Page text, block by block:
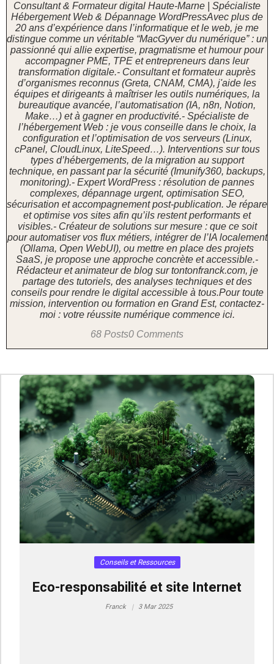
Consultant & Formateur digital Haute-Marne | Spécialiste
Hébergement Web & Dépannage WordPressAvec plus de
20 ans d’expérience dans l’informatique et le web, je me
distingue comme un véritable “MacGyver du numérique” : un
passionné qui allie expertise, pragmatisme et humour pour
accompagner PME, TPE et entrepreneurs dans leur
transformation digitale.- Consultant et formateur auprès
d’organismes reconnus (Greta, CNAM, CMA), j'aide les
équipes et dirigeants à maîtriser les outils numériques, la
bureautique avancée, l’automatisation (IA, n8n, Notion,
Make…) et à gagner en productivité.- Spécialiste de
l’hébergement Web : je vous conseille dans le choix, la
configuration et l’optimisation de vos serveurs (Linux,
cPanel, CloudLinux, LiteSpeed…). Interventions sur tous
types d’hébergements, de la migration au support
technique, en passant par la sécurité (Imunify360, backups,
monitoring).- Expert WordPress : résolution de pannes
complexes, dépannage urgent, optimisation SEO,
sécurisation et accompagnement post-publication. Je répare
et optimise vos sites afin qu’ils restent performants et
visibles.- Créateur de solutions sur mesure : que ce soit
pour automatiser vos flux métiers, intégrer de l’IA localement
(Ollama, Open WebUI), ou mettre en place des projets
SaaS, je propose une approche concrète et accessible.-
Rédacteur et animateur de blog sur tontonfranck.com, je
partage des tutoriels, des analyses techniques et des
conseils pour rendre le digital accessible à tous.Pour toute
mission, intervention ou formation en Grand Est, contactez-
moi : votre réussite numérique commence ici.
68 Posts0 Comments
Conseils et Ressources
Eco-responsabilité et site Internet
Franck 3 Mar 2025